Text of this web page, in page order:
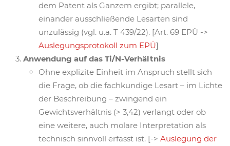
dem Patent als Ganzem ergibt; parallele,
einander ausschließende Lesarten sind
unzulässig (vgl. u.a. T 439/22). [Art. 69 EPÜ ->
Auslegungsprotokoll zum EPÜ]
Anwendung auf das Ti/N-Verhältnis
Ohne explizite Einheit im Anspruch stellt sich
die Frage, ob die fachkundige Lesart – im Lichte
der Beschreibung – zwingend ein
Gewichtsverhältnis (> 3,42) verlangt oder ob
eine weitere, auch molare Interpretation als
technisch sinnvoll erfasst ist. [-> Auslegung der